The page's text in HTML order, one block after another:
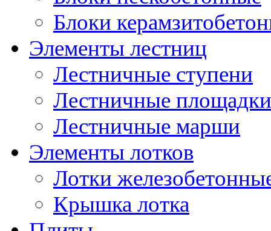
Блоки
Элементы лестниц
Лестничные ступени
Лестничные площадки
Лестничные марши
Элементы лотков
Лотки
Крышка лотка